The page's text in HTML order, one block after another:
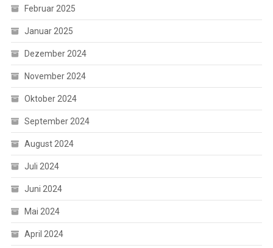
Februar 2025
Januar 2025
Dezember 2024
November 2024
Oktober 2024
September 2024
August 2024
Juli 2024
Juni 2024
Mai 2024
April 2024